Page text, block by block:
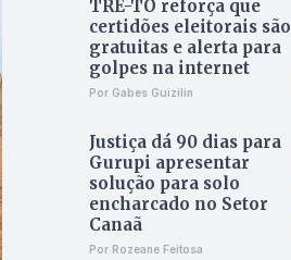
TRE-TO reforça que
certidões eleitorais são
gratuitas e alerta para
golpes na internet
Por Gabes Guizilin
Justiça dá 90 dias para
Gurupi apresentar
solução para solo
encharcado no Setor
Canaã
Por Rozeane Feitosa